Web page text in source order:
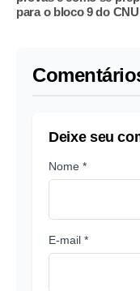
para o bloco 9 do CNU
Deixe seu
Nome *
E-mail *